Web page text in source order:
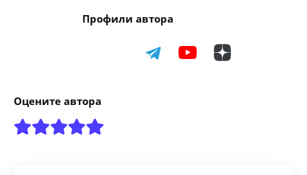
Профили автора
Оцените автора